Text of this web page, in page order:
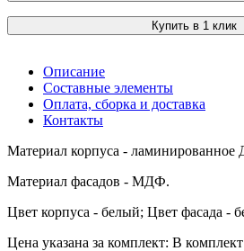
Купить в 1 клик
Описание
Составные элементы
Оплата, сборка и доставка
Контакты
Материал корпуса -
Материал фасадов - МДФ.
Цвет корпуса - белый; Цвет фасада -
Цена указана за комплект: В